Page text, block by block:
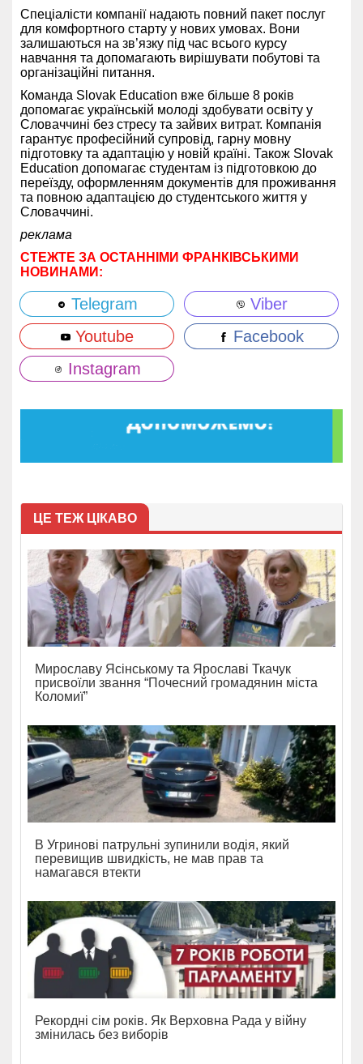
Спеціалісти компанії надають повний пакет послуг
для комфортного старту у нових умовах. Вони
залишаються на зв’язку під час всього курсу
навчання та допомагають вирішувати побутові та
організаційні питання.
Команда Slovak Education вже більше 8 років
допомагає українській молоді здобувати освіту у
Словаччині без стресу та зайвих витрат. Компанія
гарантує професійний супровід, гарну мовну
підготовку та адаптацію у новій країні. Також Slovak
Education допомагає студентам із підготовкою до
переїзду, оформленням документів для проживання
та повною адаптацією до студентського життя у
Словаччині.
реклама
СТЕЖТЕ ЗА ОСТАННІМИ ФРАНКІВСЬКИМИ
НОВИНАМИ:
Telegram
Viber
Youtube
Facebook
Instagram
ЦЕ ТЕЖ ЦІКАВО
Мирославу Ясінському та Ярославі Ткачук
присвоїли звання “Почесний громадянин міста
Коломиї”
В Угринові патрульні зупинили водія, який
перевищив швидкість, не мав прав та
намагався втекти
Рекордні сім років. Як Верховна Рада у війну
змінилась без виборів